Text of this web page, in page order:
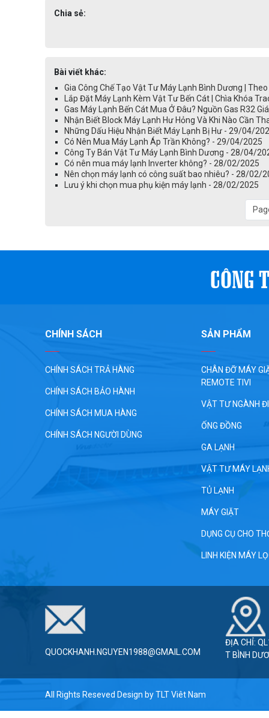
Chia sẻ:
Bài viết khác:
Gia Công Chế Tạo Vật Tư Máy Lạnh Bình Dương |
Lắp Đặt Máy Lạnh Kèm Vật Tư Bến Cát | Chìa Khóa
Gas Máy Lạnh Bến Cát Mua Ở Đâu? Nguồn Gas R32
Nhận Biết Block Máy Lạnh Hư Hỏng Và Khi Nào Cần
Những Dấu Hiệu Nhận Biết Máy Lạnh Bị Hư - 29/04/
Có Nên Mua Máy Lạnh Áp Trần Không? - 29/04/2025
Công Ty Bán Vật Tư Máy Lạnh Bình Dương - 28/04/
Có nên mua máy lạnh Inverter không? - 28/02/2025
Nên chọn máy lạnh có công suất bao nhiêu? - 28/02/
Lưu ý khi chọn mua phụ kiện máy lạnh - 28/02/2025
CÔNG
CHÍNH SÁCH
CHÍNH SÁCH TRẢ HÀNG
CHÍNH SÁCH BẢO HÀNH
CHÍNH SÁCH MUA HÀNG
CHÍNH SÁCH NGƯỜI DÙNG
SẢN PHẨM
CHÂN ĐỠ MÁY
REMOTE TIVI
VẬT TƯ NGÀNH
ỐNG ĐỒNG
GA LẠNH
VẬT TƯ MÁY
TỦ LẠNH
MÁY GIẶT
DỤNG CỤ CHO
LINH KIỆN MÁY
QUOCKHANH.NGUYEN1988@GMAIL.COM
ĐỊA CHỈ:
T BÌNH
All Rights Reseved Design byTLT Viêt Nam